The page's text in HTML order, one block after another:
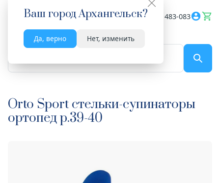
Ваш городАрхангельск?
Да, верно Нет, изменить
Весь сайт 8182 483-083
Orto Sport стельки-супинаторы
ортопед р.39-40